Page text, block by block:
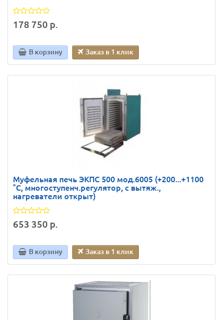
178 750 р.
В корзину Заказ в 1 клик
Муфельная печь ЭКПС 500 мод.6005 (+200...+1100
°С, многоступенч.регулятор, с вытяж.,
нагреватели открыт)
653 350 р.
В корзину Заказ в 1 клик